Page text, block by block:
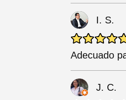
I. S.
Adecuado
J. C.